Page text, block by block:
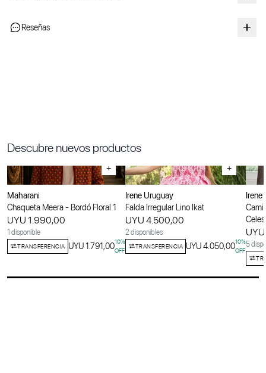
Reseñas
Descubre nuevos productos
+
Maharani
Chaqueta Meera - Bordó Floral 1
UYU 1.990,00
1 disponible
TRANSFERENCIA UYU 1.791,0010%
OFF
+
Irene Uruguay
Falda Irregular Lino Ikat
UYU 4.500,00
2 disponibles
TRANSFERENCIA UYU 4.050,0010%
OFF
Irene
5